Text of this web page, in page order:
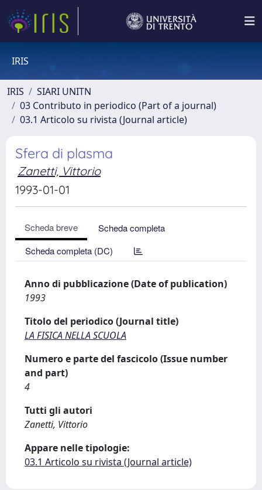
IRIS
IRIS
SIARI UNITN
03 Contributo in periodico (Part of a journal)
03.1 Articolo su rivista (Journal article)
Sfera di plasma
Zanetti, Vittorio
1993-01-01
Scheda breve
Scheda completa
Scheda completa (DC)
Anno di pubblicazione (Date of publication)
1993
Titolo del periodico (Journal title)
LA FISICA NELLA SCUOLA
Numero e parte del fascicolo (Issue number
and part)
4
Tutti gli autori
Zanetti, Vittorio
Appare nelle tipologie:
03.1 Articolo su rivista (Journal article)